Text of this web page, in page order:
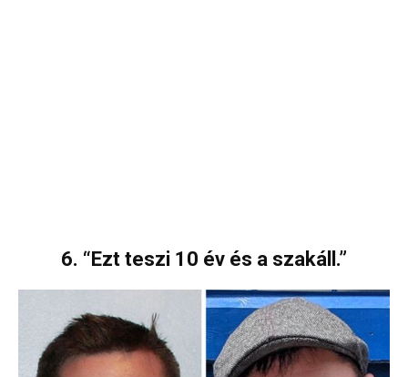
6. “Ezt teszi 10 év és a szakáll.”